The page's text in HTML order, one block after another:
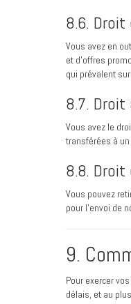
8.6. Droit
Vous avez en
et d’offres
qui prévalent
8.7.
Vous avez le
transférées à
8.8.
Vous pouvez
pour l’envoi de
9.
Pour exercer
délais, et au